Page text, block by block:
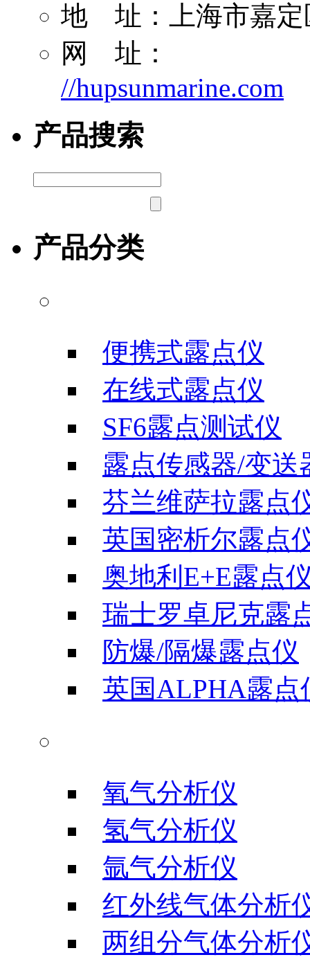
地 址：上海市嘉定
网 址：
//hupsunmarine.com
产品搜索
产品分类
便携式露点仪
在线式露点仪
SF6露点测试仪
露点传感器/变送
芬兰维萨拉露点
英国密析尔露点
奥地利E+E露点
瑞士罗卓尼克露
防爆/隔爆露点仪
英国ALPHA露点
氧气分析仪
氢气分析仪
氩气分析仪
红外线气体分析
两组分气体分析